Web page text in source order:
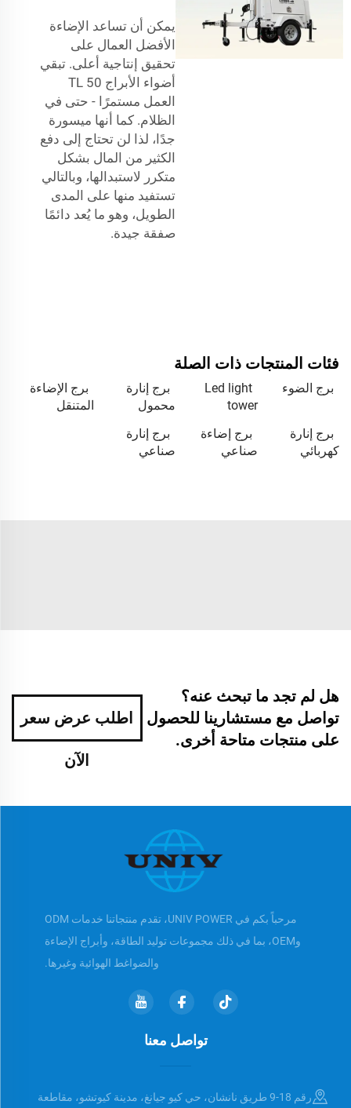
يمكن أن تساعد الإضاءة
الأفضل العمال على
تحقيق إنتاجية أعلى. تبقي
أضواء الأبراج TL 50
العمل مستمرًا - حتى في
الظلام. كما أنها ميسورة
جدًا، لذا لن تحتاج إلى دفع
الكثير من المال بشكل
متكرر لاستبدالها، وبالتالي
تستفيد منها على المدى
الطويل، وهو ما يُعد دائمًا
صفقة جيدة.
فئات المنتجات ذات الصلة
برج الضوء
Led light
tower
برج إنارة
محمول
برج الإضاءة
المتنقل
برج إنارة
كهربائي
برج إضاءة
صناعي
برج إنارة
صناعي
هل لم تجد ما تبحث عنه؟
تواصل مع مستشارينا للحصول
على منتجات متاحة أخرى.
اطلب عرض سعر
الآن
مرحباً بكم في UNIV POWER، تقدم منتجاتنا خدمات ODM
وOEM، بما في ذلك مجموعات توليد الطاقة، وأبراج الإضاءة
والضواغط الهوائية وغيرها.
تواصل معنا
رقم 18-9 طريق نانشان، حي كيو جيانغ، مدينة كيوتشو، مقاطعة